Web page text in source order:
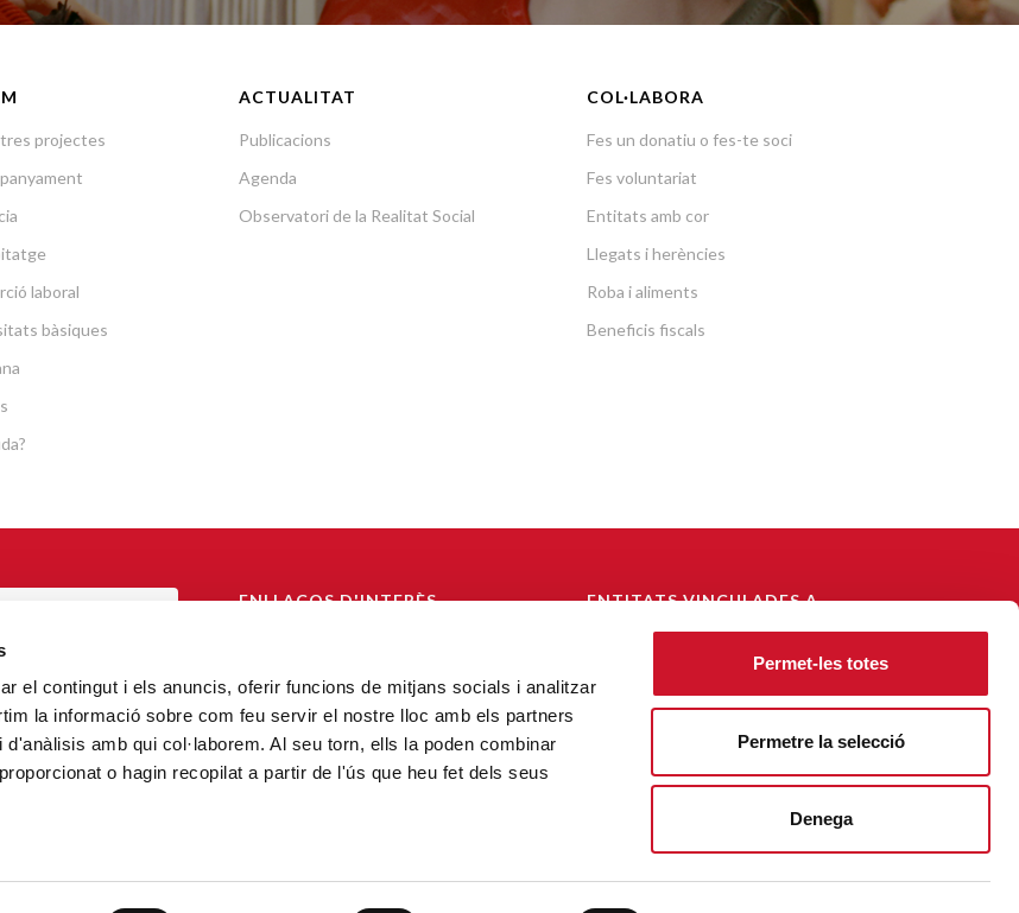
el contingut i els anuncis, oferir funcions de mitjans socials i analitzar
la informació sobre com feu servir el nostre lloc amb els partners
amb qui col·laborem. Al seu torn, ells la poden combinar
o hagin recopilat a partir de l'ús que heu fet dels seus
Permet-les totes
Permetre la selecció
Denega
projectes
laboral
bàsiques
ACTUALITAT
Publicacions
Agenda
Observatori de la Realitat Social
COL·LABORA
Fes un donatiu o fes-te soci
Fes voluntariat
Entitats amb cor
Llegats i herències
Roba i aliments
Beneficis fiscals
DENÚNCIA
ENLLAÇOS D'INTERÈS
Càritas Catalunya
FiT – Fundació Formació i Treball
Confederación Cáritas Española
ENTITATS VINCULADES A
CECAS - Centre Català de Solidaritat
Fundació Habitatge Social